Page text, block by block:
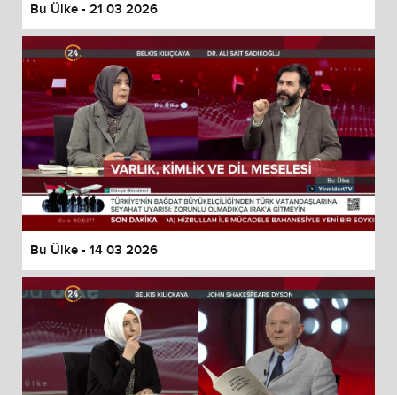
Bu Ülke - 21 03 2026
Bu Ülke - 14 03 2026